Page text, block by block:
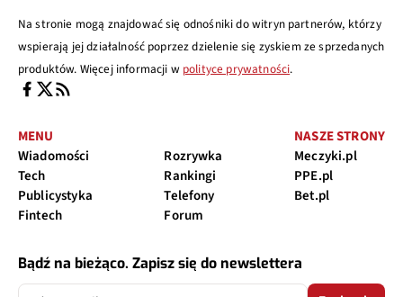
Na stronie mogą znajdować się odnośniki do witryn partnerów, którzy
wspierają jej działalność poprzez dzielenie się zyskiem ze sprzedanych
produktów. Więcej informacji w polityce prywatności.
MENU
Wiadomości
Tech
Publicystyka
Fintech
Rozrywka
Rankingi
Telefony
Forum
NASZE STRONY
Meczyki.pl
PPE.pl
Bet.pl
Bądź na bieżąco. Zapisz się do newslettera